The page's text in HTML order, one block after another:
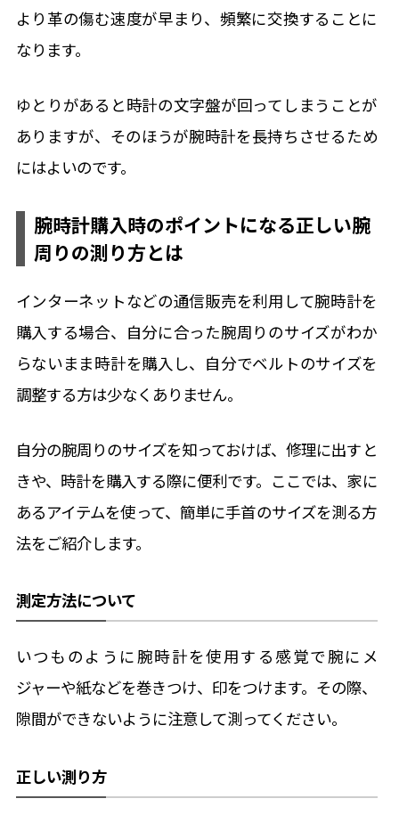
より革の傷む速度が早まり、頻繁に交換することに
なります。
ゆとりがあると時計の文字盤が回ってしまうことが
ありますが、そのほうが腕時計を長持ちさせるため
にはよいのです。
腕時計購入時のポイントになる正しい腕
周りの測り方とは
インターネットなどの通信販売を利用して腕時計を
購入する場合、自分に合った腕周りのサイズがわか
らないまま時計を購入し、自分でベルトのサイズを
調整する方は少なくありません。
自分の腕周りのサイズを知っておけば、修理に出すと
きや、時計を購入する際に便利です。ここでは、家に
あるアイテムを使って、簡単に手首のサイズを測る方
法をご紹介します。
測定方法について
いつものように腕時計を使用する感覚で腕にメ
ジャーや紙などを巻きつけ、印をつけます。その際、
隙間ができないように注意して測ってください。
正しい測り方